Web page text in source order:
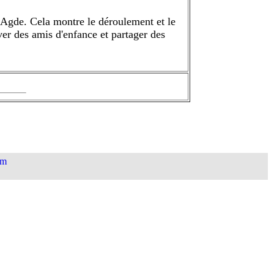
Cela montre le déroulement et le
des amis d'enfance et partager des